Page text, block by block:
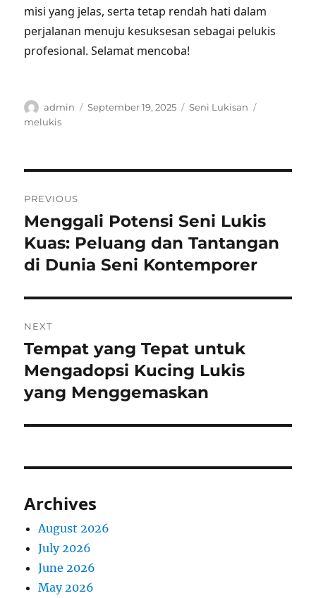
misi yang jelas, serta tetap rendah hati dalam
perjalanan menuju kesuksesan sebagai pelukis
profesional. Selamat mencoba!
Author
admin
Posted
September 19, 2025 Categories
Seni Lukisan
melukis
navigation
PREVIOUS
Previous
post:
Menggali Potensi Seni Lukis
Kuas: Peluang dan Tantangan
di Dunia Seni Kontemporer
NEXT
Next
post:
Tempat yang Tepat untuk
Mengadopsi Kucing Lukis
yang Menggemaskan
Archives
August 2026
July 2026
June 2026
May 2026